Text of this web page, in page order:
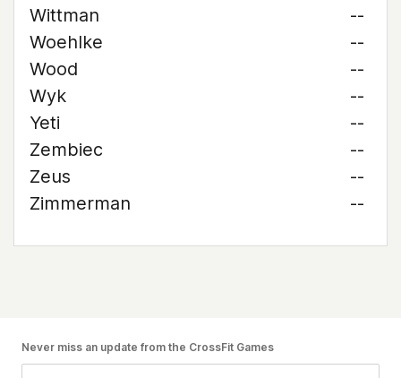
Wittman
--
Woehlke
--
Wood
--
Wyk
--
Yeti
--
Zembiec
--
Zeus
--
Zimmerman
--
Never miss an update from the CrossFit Games